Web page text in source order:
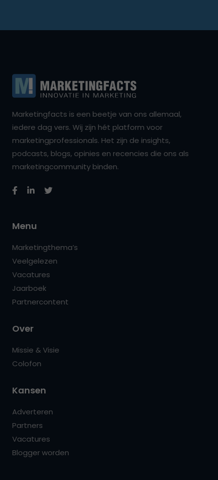
Marketingfacts is een beetje van ons allemaal,
iedere dag vers. Wij zijn hét platform voor
marketingprofessionals. Het zijn de insights,
podcasts, blogs, opinies en recencies die ons als
marketingcommunity binden.
Menu
Marketingthema’s
Veelgelezen
Vacatures
Jaarboek
Partnercontent
Over
Missie & Visie
Colofon
Kansen
Adverteren
Partners
Vacatures
Blogger worden